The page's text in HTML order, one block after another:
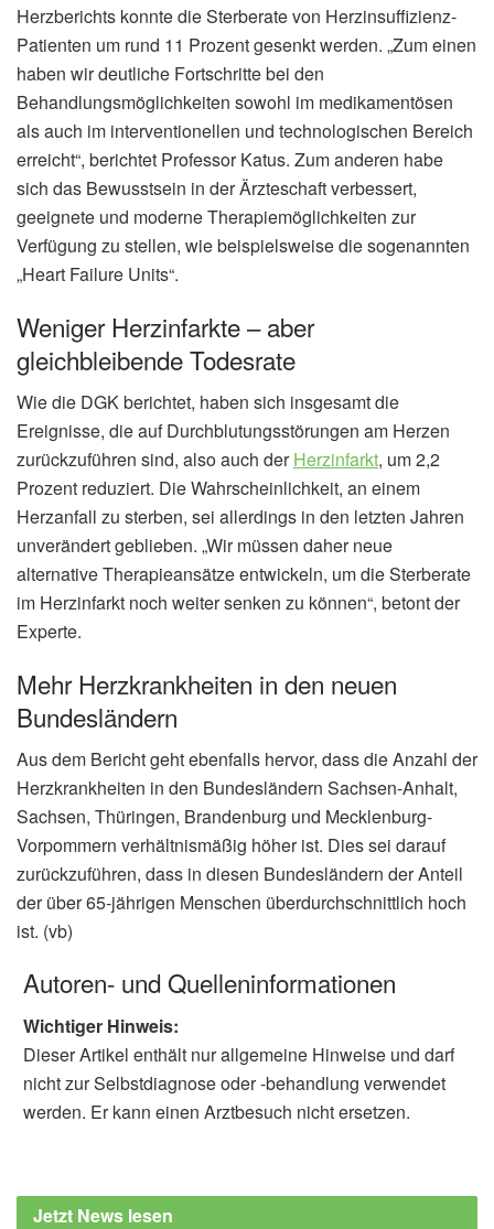
Herzberichts konnte die Sterberate von Herzinsuffizienz-
Patienten um rund 11 Prozent gesenkt werden. „Zum einen
haben wir deutliche Fortschritte bei den
Behandlungsmöglichkeiten sowohl im medikamentösen
als auch im interventionellen und technologischen Bereich
erreicht“, berichtet Professor Katus. Zum anderen habe
sich das Bewusstsein in der Ärzteschaft verbessert,
geeignete und moderne Therapiemöglichkeiten zur
Verfügung zu stellen, wie beispielsweise die sogenannten
„Heart Failure Units“.
Weniger Herzinfarkte – aber
gleichbleibende Todesrate
Wie die DGK berichtet, haben sich insgesamt die
Ereignisse, die auf Durchblutungsstörungen am Herzen
zurückzuführen sind, also auch derHerzinfarkt, um 2,2
Prozent reduziert. Die Wahrscheinlichkeit, an einem
Herzanfall zu sterben, sei allerdings in den letzten Jahren
unverändert geblieben. „Wir müssen daher neue
alternative Therapieansätze entwickeln, um die Sterberate
im Herzinfarkt noch weiter senken zu können“, betont der
Experte.
Mehr Herzkrankheiten in den neuen
Bundesländern
Aus dem Bericht geht ebenfalls hervor, dass die Anzahl der
Herzkrankheiten in den Bundesländern Sachsen-Anhalt,
Sachsen, Thüringen, Brandenburg und Mecklenburg-
Vorpommern verhältnismäßig höher ist. Dies sei darauf
zurückzuführen, dass in diesen Bundesländern der Anteil
der über 65-jährigen Menschen überdurchschnittlich hoch
ist. (vb)
Autoren- und Quelleninformationen
Wichtiger Hinweis:
Dieser Artikel enthält nur allgemeine Hinweise und darf
nicht zur Selbstdiagnose oder -behandlung verwendet
werden. Er kann einen Arztbesuch nicht ersetzen.
Jetzt News lesen